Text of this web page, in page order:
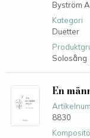
Byström
Kategori
Duetter
Solosång
En
8830